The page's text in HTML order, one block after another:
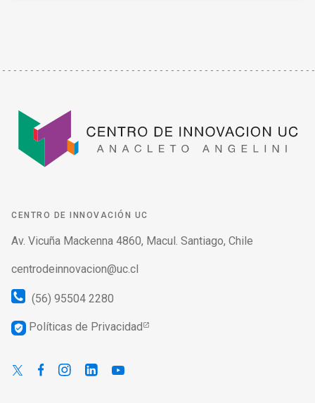
CENTRO DE INNOVACIÓN UC
Av. Vicuña Mackenna 4860, Macul. Santiago, Chile
centrodeinnovacion@uc.cl
(56) 95504 2280
verified_user Políticas de Privacidad